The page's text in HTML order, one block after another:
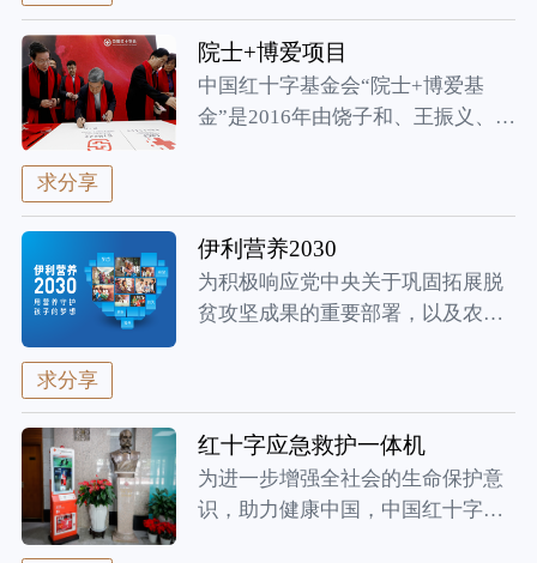
院士+博爱项目
中国红十字基金会“院士+博爱基
金”是2016年由饶子和、王振义、
求分享
伊利营养2030
为积极响应党中央关于巩固拓展脱
贫攻坚成果的重要部署，以及农业
求分享
红十字应急救护一体机
为进一步增强全社会的生命保护意
识，助力健康中国，中国红十字基